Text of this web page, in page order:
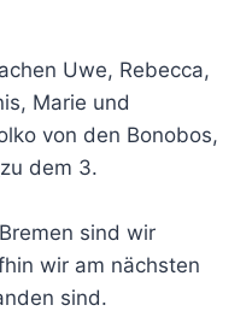
Uwe, Rebecca,
Marie und
von den Bonobos,
zu dem 3.
sind wir
wir am nächsten
sind.